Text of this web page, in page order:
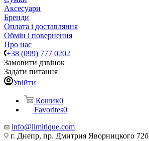
Аксесуари
Бренди
Оплата і доставляння
Обмін і повернення
Про нас
+38 (099) 777 0202
Замовити дзвінок
Задати питання
Увійти
Кошик0
Favorites0
info@limitique.com
г. Днепр, пр. Дмитрия Яворницкого 72б